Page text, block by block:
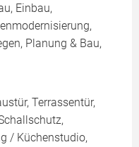
Einbau,
Planung & Bau,
Terrassentür,
/ Küchenstudio,